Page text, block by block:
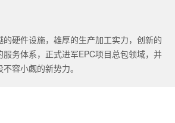
硬件设施，雄厚的生产加工实力，创新的
务体系，正式进军EPC项目总包领域，并
容小觑的新势力。